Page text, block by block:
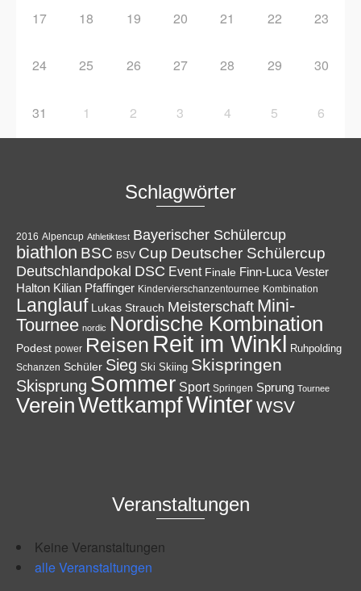
17 18 19 20 21 22 23
24 25 26 27 28 29 30
31 1 2 3 4 5 6
Schlagwörter
2016 Alpencup Athletiktest Bayerischer Schülercup
biathlon BSC BSV Cup Deutscher Schülercup
Deutschlandpokal DSC Event Finale Finn-Luca Vester
Halton Kilian Pfaffinger Kindervierschanzentournee Kombination
Langlauf Lukas Strauch Meisterschaft Mini-
Tournee nordic Nordische Kombination
Podest power Reisen Reit im Winkl Ruhpolding
Schanzen Schüler Sieg Ski Skiing Skispringen
Skisprung Sommer Sport Springen Sprung Tournee
VereinWettkampfWinterWSV
Veranstaltungen
Keine Veranstaltungen
alle Veranstaltungen